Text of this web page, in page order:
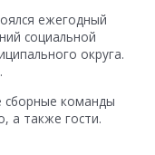
ежегодный
социальной
округа.
сборные команды
а также гости.